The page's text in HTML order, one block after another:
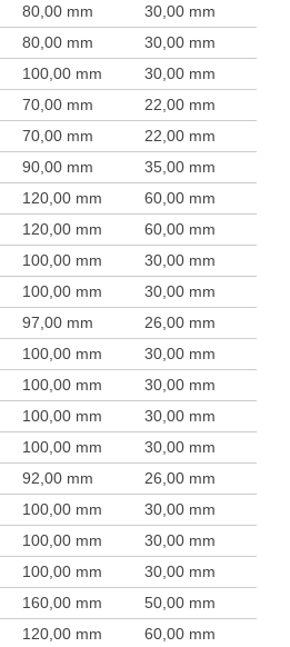
80,00 mm 30,00 mm
80,00 mm 30,00 mm
100,00 mm 30,00 mm
70,00 mm 22,00 mm
70,00 mm 22,00 mm
90,00 mm 35,00 mm
120,00 mm 60,00 mm
120,00 mm 60,00 mm
100,00 mm 30,00 mm
100,00 mm 30,00 mm
97,00 mm 26,00 mm
100,00 mm 30,00 mm
100,00 mm 30,00 mm
100,00 mm 30,00 mm
100,00 mm 30,00 mm
92,00 mm 26,00 mm
100,00 mm 30,00 mm
100,00 mm 30,00 mm
100,00 mm 30,00 mm
160,00 mm 50,00 mm
120,00 mm 60,00 mm